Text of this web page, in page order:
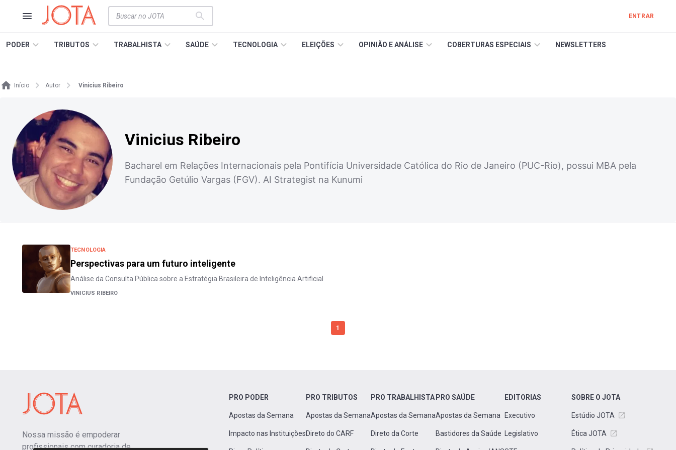
ENTRAR
PODER TRIBUTOS TRABALHISTA SAÚDE TECNOLOGIA ELEIÇÕES OPINIÃO E ANÁLISE COBERTURAS ESPECIAIS NEWSLETTERS
Início Autor Vinicius Ribeiro
Vinicius Ribeiro
Bacharel em Relações Internacionais pela Pontifícia Universidade Católica do Rio de Janeiro (PUC-Rio), possui MBA pela
Fundação Getúlio Vargas (FGV). AI Strategist na Kunumi
TECNOLOGIA
Perspectivas para um futuro inteligente
Análise da Consulta Pública sobre a Estratégia Brasileira de Inteligência Artificial
VINICIUS RIBEIRO
1
Nossa missão é empoderar
profissionais com curadoria de
PRO PODER
Apostas da Semana
Impacto nas Instituições
PRO TRIBUTOS
Apostas da Semana
Direto do CARF
PRO TRABALHISTA
Apostas da Semana
Direto da Corte
PRO SAÚDE
Apostas da Semana
Bastidores da Saúde
EDITORIAS
Executivo
Legislativo
SOBRE O JOTA
Estúdio JOTA
Ética JOTA